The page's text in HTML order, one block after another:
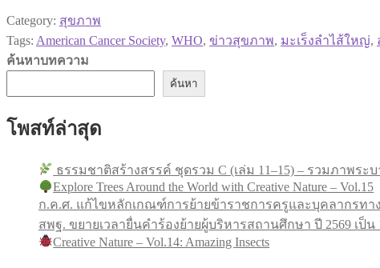
Category: สุขภาพ
Tags: American Cancer Society, WHO, ข่าวสุขภาพ, มะเร็งลำไส้ใหญ่,
ค้นหาบทความ
ค้นหา
โพสท์ล่าสุด
ธรรมชาติสร้างสรรค์ ชุดรวม C (เล่ม 11–15) – รวมภาพระ
Explore Trees Around the World with Creative Nature – Vol.15
ก.ค.ศ. แก้ไขหลักเกณฑ์การย้ายข้าราชการครูและบุคลากรทา
สพฐ. ขยายเวลายื่นคำร้องย้ายผู้บริหารสถานศึกษา ปี 2569 เ
Creative Nature – Vol.14: Amazing Insects